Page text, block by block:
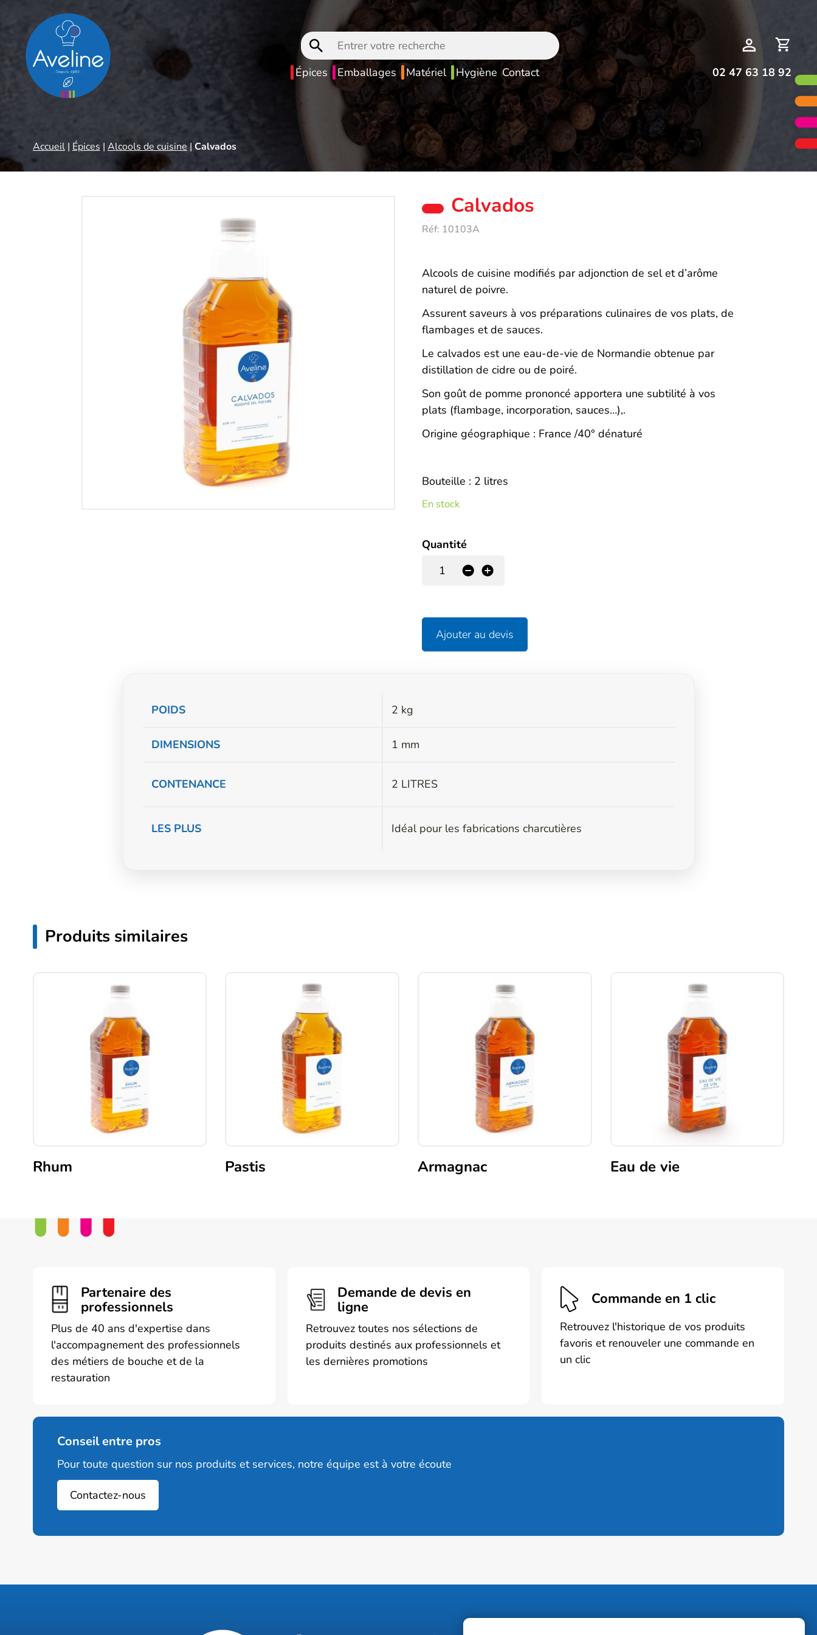
Entrer
votre
recherche
Mon
devis
Épices Emballages Matériel Hygiène Contact 02 47 63 18 92
Accueil| Épices | Alcools de cuisine| Calvados
Calvados
Réf: 10103A
Description
Alcools de cuisine modifiés par adjonction de sel et d’arôme
naturel de poivre.
Assurent saveurs à vos préparations culinaires de vos plats, de
flambages et de sauces.
Le calvados est une eau-de-vie de Normandie obtenue par
distillation de cidre ou de poiré.
Son goût de pomme prononcé apportera une subtilité à vos
plats (flambage, incorporation, sauces…),.
Origine géographique : France /40° dénaturé
Bouteille : 2 litres
En stock
Quantité
+
-
Ajouter au devis
Informations
POIDS 2 kg
DIMENSIONS 1 mm
CONTENANCE 2 LITRES
LES PLUS Idéal pour les fabrications charcutières
Produits similaires
Rhum Pastis Armagnac Eau de vie
Partenaire des
professionnels
Plus de 40 ans d'expertise dans
l'accompagnement des professionnels
des métiers de bouche et de la
restauration
Demande de devis en
ligne
Retrouvez toutes nos sélections de
produits destinés aux professionnels et
les dernières promotions
Commande en 1 clic
Retrouvez l'historique de vos produits
favoris et renouveler une commande en
un clic
Conseil entre pros
Pour toute question sur nos produits et services, notre équipe est à votre écoute
Contactez-nous
Panneau de gestion des cookies